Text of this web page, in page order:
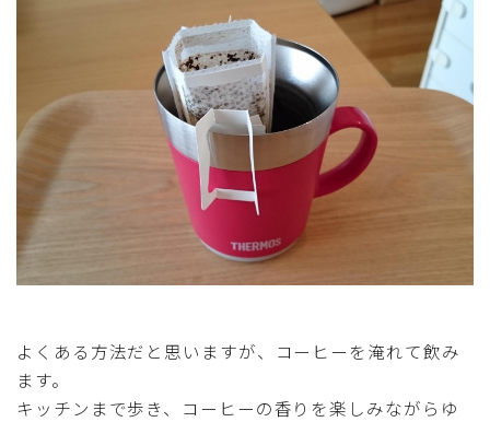
よくある方法だと思いますが、コーヒーを淹れて飲み
ます。
キッチンまで歩き、コーヒーの香りを楽しみながらゆ